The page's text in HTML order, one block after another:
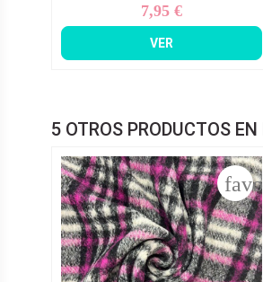
Precio
7,95 €
VER
5 OTROS PRODUCTOS